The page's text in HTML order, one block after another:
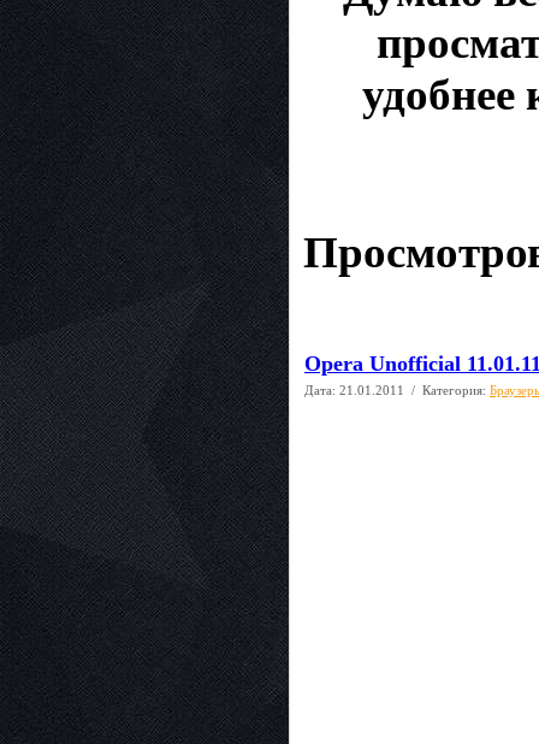
Opera Unofficial
Дата: 21.01.2011 / Категория: